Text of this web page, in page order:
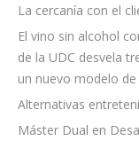
La cercanía con el
El vino sin alcohol
de la UDC desvela
un nuevo modelo
Alternativas
Máster Dual en